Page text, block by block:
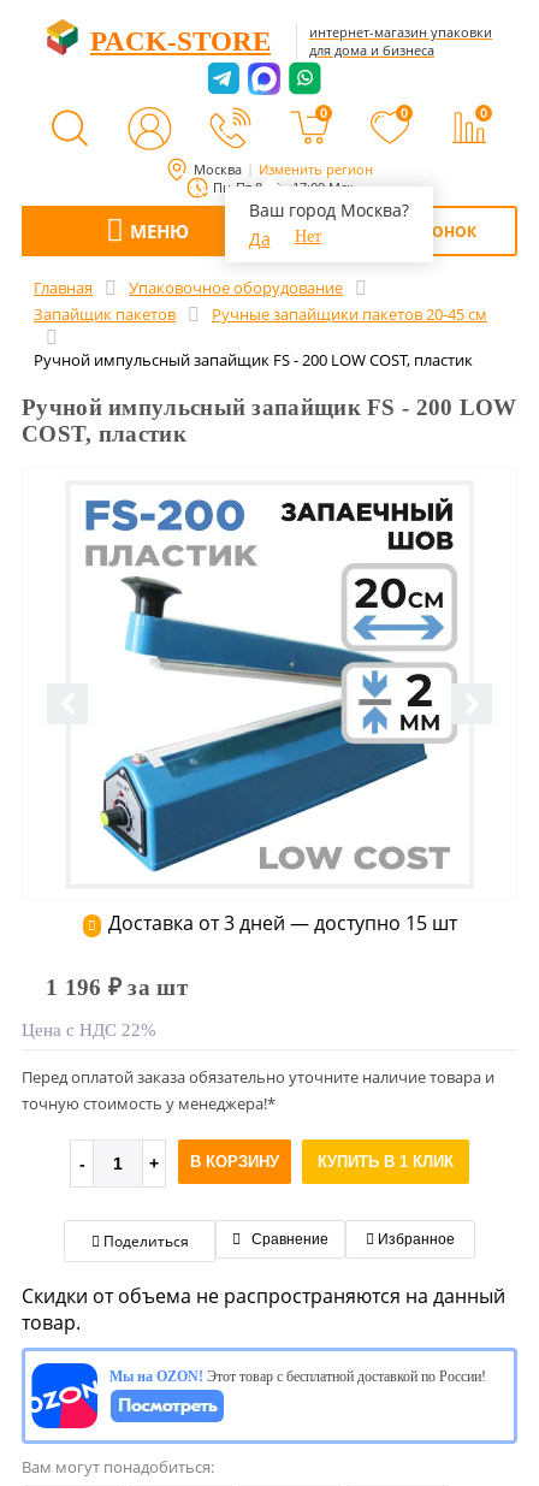
Москва Изменить регион
Ваш город Москва?
Да
Нет
Пн-Пт 8:00 - 17:00 Мск
PACK-STORE
интернет-магазин упаковки
для дома и бизнеса
0 0 0
МЕНЮ ОБРАТНЫЙ ЗВОНОК
Главная
Упаковочное оборудование
Запайщик пакетов
Ручные запайщики пакетов 20-45 см
Ручной импульсный запайщик FS - 200 LOW COST, пластик
Ручной импульсный запайщик FS - 200 LOW
COST, пластик
Доставка от 3 дней — доступно 15 шт
1 196 ₽ за шт
Цена с НДС 22%
Перед оплатой заказа обязательно уточните наличие товара и
точную стоимость у менеджера!*
В КОРЗИНУ КУПИТЬ В 1 КЛИК
Поделиться Сравнение Избранное
Скидки от объема не распространяются на данный
товар.
Мы на OZON! Этот товар с бесплатной доставкой по России!
Вам могут понадобиться: